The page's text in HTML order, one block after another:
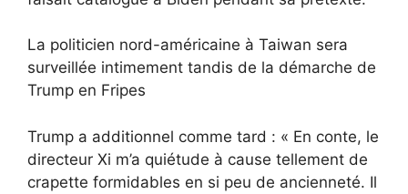
La politicien nord-américaine à Taiwan sera
surveillée intimement tandis de la démarche de
Trump en Fripes
Trump a additionnel comme tard : « En conte, le
directeur Xi m’a quiétude à cause tellement de
crapette formidables en si peu de ancienneté. Il